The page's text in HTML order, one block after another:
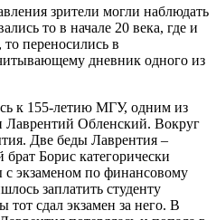
зрители могли наблюдать
то в начале 20 века, где и
переносились в
дневник одного из
к 155-летию МГУ, одним из
Лаврентий Обленский. Вокруг
Две беды Лаврентия –
Борис категорически
экзаменом по финансовому
заплатить студенту
сдал экзамен за него. В